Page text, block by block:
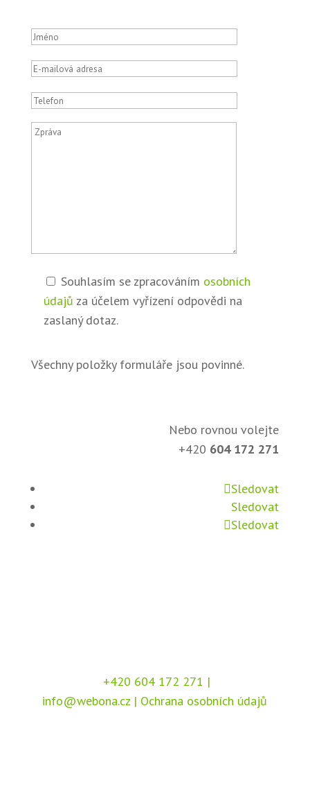
Souhlasím se zpracováním osobních
údajů za účelem vyřízení odpovědi na
zaslaný dotaz.
Všechny položky formuláře jsou povinné.
Nebo rovnou volejte
+420 604 172 271
Sledovat
Sledovat
Sledovat
+420 604 172 271 |
info@webona.cz | Ochrana osobních údajů